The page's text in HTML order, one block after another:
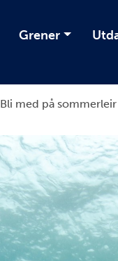
Grener
Bli med på